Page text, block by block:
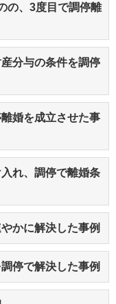
の、3度目で調停離
分与の条件を調停
婚を成立させた事
れ、調停で離婚条
かに解決した事例
停で解決した事例